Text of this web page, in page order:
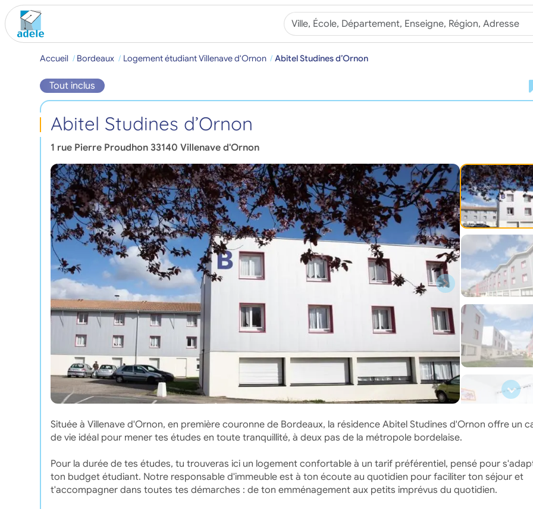
Accueil Bordeaux Logement étudiant Villenave d'Ornon Abitel Studines d’Ornon
Tout inclus
Abitel Studines d’Ornon
1 rue Pierre Proudhon 33140 Villenave d'Ornon
Située à Villenave d'Ornon, en première couronne de Bordeaux, la résidence Abitel Studines d'Ornon offre un
de vie idéal pour mener tes études en toute tranquillité, à deux pas de la métropole bordelaise.
Pour la durée de tes études, tu trouveras ici un logement confortable à un tarif préférentiel, pensé pour
ton budget étudiant. Notre responsable d'immeuble est à ton écoute au quotidien pour faciliter ton séjour et
t'accompagner dans toutes tes démarches : de ton emménagement aux petits imprévus du quotidien.